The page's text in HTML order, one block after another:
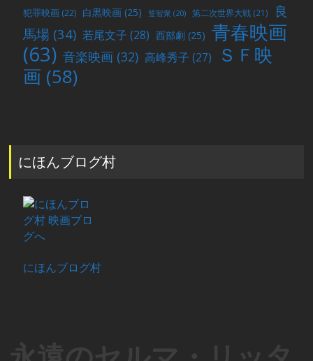
犯罪映画 (22) 白黒映画 (25) 笠智衆 (20) 第二次世界大戦 (21)
良
馬場 (34) 若尾文子 (28) 西部劇 (25) 青春映画
(63) 音楽映画 (32) 高峰秀子 (27)
ＳＦ映
画 (58)
にほんブログ村
にほんブログ村